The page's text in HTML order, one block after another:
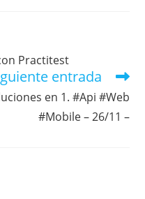
Practitest
entrada
en 1. #Api #Web
#Mobile – 26/11 –